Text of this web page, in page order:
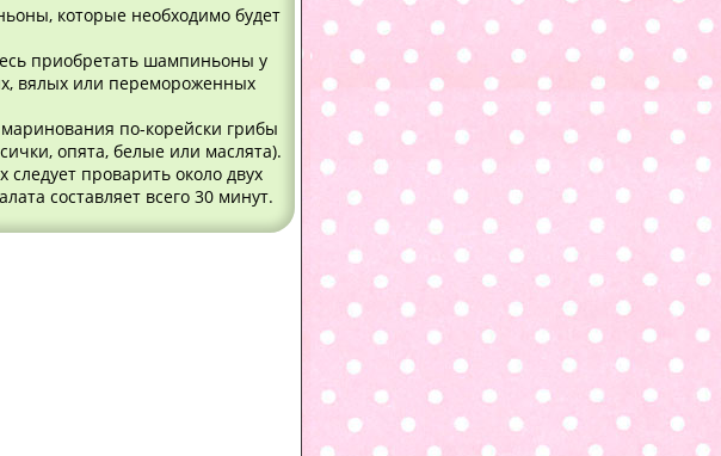
которые необходимо будет
приобретать шампиньоны у
вялых или перемороженных
по-корейски грибы
опята, белые или маслята).
проварить около двух
составляет всего 30 минут.